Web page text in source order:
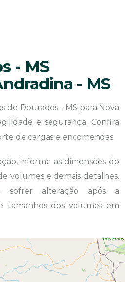
- MS
- MS
de Dourados - MS para Nova
e segurança. Confira
de cargas e encomendas.
informe as dimensões do
volumes e demais detalhes.
sofrer alteração após a
tamanhos dos volumes em